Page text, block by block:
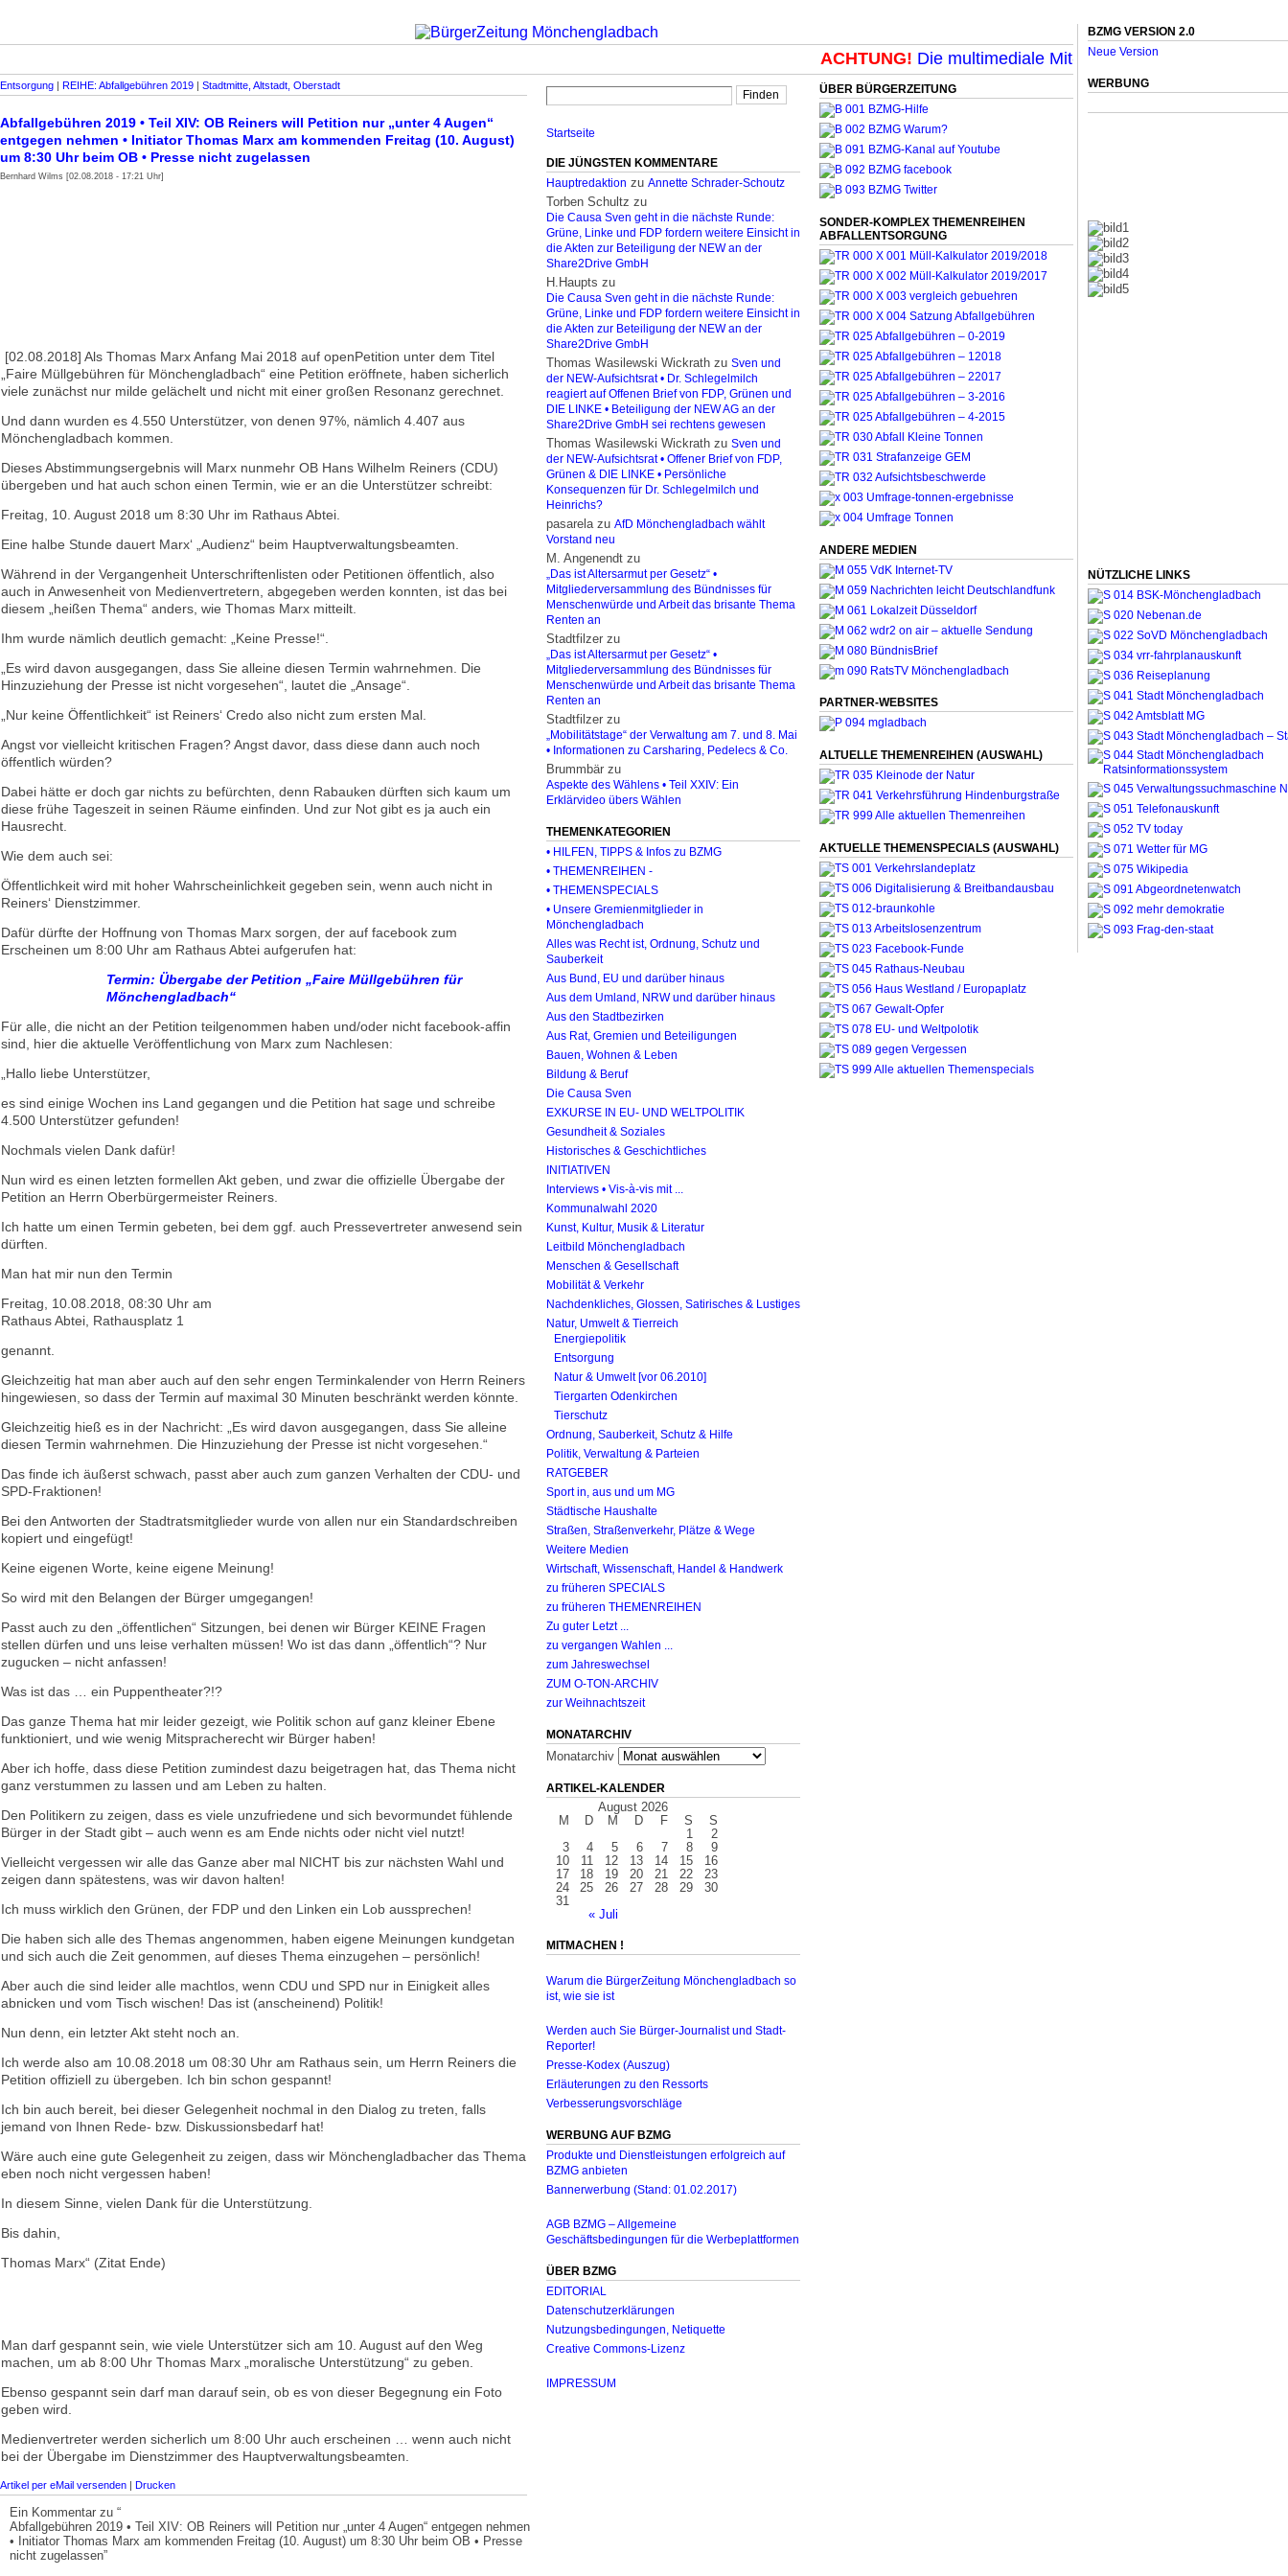
ACHTUNG!Die multimediale Mit-Mach-Zeitung für
Entsorgung | REIHE: Abfallgebühren 2019 | Stadtmitte, Altstadt, Oberstadt
Abfallgebühren 2019 • Teil XIV: OB Reiners will Petition nur „unter 4 Augen“
entgegen nehmen • Initiator Thomas Marx am kommenden Freitag (10. August)
um 8:30 Uhr beim OB • Presse nicht zugelassen
Bernhard Wilms [02.08.2018 - 17:21 Uhr]
[02.08.2018] Als Thomas Marx Anfang Mai 2018 auf openPetition unter dem Titel
„Faire Müllgebühren für Mönchengladbach“ eine Petition eröffnete, haben sicherlich
viele zunächst nur milde gelächelt und nicht mit einer großen Resonanz gerechnet.
Und dann wurden es 4.550 Unterstützer, von denen 97%, nämlich 4.407 aus
Mönchengladbach kommen.
Dieses Abstimmungsergebnis will Marx nunmehr OB Hans Wilhelm Reiners (CDU)
übergeben und hat auch schon einen Termin, wie er an die Unterstützer schreibt:
Freitag, 10. August 2018 um 8:30 Uhr im Rathaus Abtei.
Eine halbe Stunde dauert Marx‘ „Audienz“ beim Hauptverwaltungsbeamten.
Während in der Vergangenheit Unterschriftenlisten oder Petitionen öffentlich, also
auch in Anwesenheit von Medienvertretern, abgegeben werden konnten, ist das bei
diesem „heißen Thema“ anders, wie Thomas Marx mitteilt.
Ihm wurde nämlich deutlich gemacht: „Keine Presse!“.
„Es wird davon ausgegangen, dass Sie alleine diesen Termin wahrnehmen. Die
Hinzuziehung der Presse ist nicht vorgesehen“, lautet die „Ansage“.
„Nur keine Öffentlichkeit“ ist Reiners‘ Credo also nicht zum ersten Mal.
Angst vor vielleicht kritischen Fragen? Angst davor, dass diese dann auch noch
öffentlich würden?
Dabei hätte er doch gar nichts zu befürchten, denn Rabauken dürften sich kaum um
diese frühe Tageszeit in seinen Räume einfinden. Und zur Not gibt es ja auch ein
Hausrecht.
Wie dem auch sei:
Öffentlichkeit wird mit hoher Wahrscheinlichkeit gegeben sein, wenn auch nicht in
Reiners‘ Dienstzimmer.
Dafür dürfte der Hoffnung von Thomas Marx sorgen, der auf facebook zum
Erscheinen um 8:00 Uhr am Rathaus Abtei aufgerufen hat:
Termin: Übergabe der Petition „Faire Müllgebühren für
Mönchengladbach“
Für alle, die nicht an der Petition teilgenommen haben und/oder nicht facebook-affin
sind, hier die aktuelle Veröffentlichung von Marx zum Nachlesen:
„Hallo liebe Unterstützer,
es sind einige Wochen ins Land gegangen und die Petition hat sage und schreibe
4.500 Unterstützer gefunden!
Nochmals vielen Dank dafür!
Nun wird es einen letzten formellen Akt geben, und zwar die offizielle Übergabe der
Petition an Herrn Oberbürgermeister Reiners.
Ich hatte um einen Termin gebeten, bei dem ggf. auch Pressevertreter anwesend sein
dürften.
Man hat mir nun den Termin
Freitag, 10.08.2018, 08:30 Uhr am
Rathaus Abtei, Rathausplatz 1
genannt.
Gleichzeitig hat man aber auch auf den sehr engen Terminkalender von Herrn Reiners
hingewiesen, so dass der Termin auf maximal 30 Minuten beschränkt werden könnte.
Gleichzeitig hieß es in der Nachricht: „Es wird davon ausgegangen, dass Sie alleine
diesen Termin wahrnehmen. Die Hinzuziehung der Presse ist nicht vorgesehen.“
Das finde ich äußerst schwach, passt aber auch zum ganzen Verhalten der CDU- und
SPD-Fraktionen!
Bei den Antworten der Stadtratsmitglieder wurde von allen nur ein Standardschreiben
kopiert und eingefügt!
Keine eigenen Worte, keine eigene Meinung!
So wird mit den Belangen der Bürger umgegangen!
Passt auch zu den „öffentlichen“ Sitzungen, bei denen wir Bürger KEINE Fragen
stellen dürfen und uns leise verhalten müssen! Wo ist das dann „öffentlich“? Nur
zugucken – nicht anfassen!
Was ist das … ein Puppentheater?!?
Das ganze Thema hat mir leider gezeigt, wie Politik schon auf ganz kleiner Ebene
funktioniert, und wie wenig Mitspracherecht wir Bürger haben!
Aber ich hoffe, dass diese Petition zumindest dazu beigetragen hat, das Thema nicht
ganz verstummen zu lassen und am Leben zu halten.
Den Politikern zu zeigen, dass es viele unzufriedene und sich bevormundet fühlende
Bürger in der Stadt gibt – auch wenn es am Ende nichts oder nicht viel nutzt!
Vielleicht vergessen wir alle das Ganze aber mal NICHT bis zur nächsten Wahl und
zeigen dann spätestens, was wir davon halten!
Ich muss wirklich den Grünen, der FDP und den Linken ein Lob aussprechen!
Die haben sich alle des Themas angenommen, haben eigene Meinungen kundgetan
und sich auch die Zeit genommen, auf dieses Thema einzugehen – persönlich!
Aber auch die sind leider alle machtlos, wenn CDU und SPD nur in Einigkeit alles
abnicken und vom Tisch wischen! Das ist (anscheinend) Politik!
Nun denn, ein letzter Akt steht noch an.
Ich werde also am 10.08.2018 um 08:30 Uhr am Rathaus sein, um Herrn Reiners die
Petition offiziell zu übergeben. Ich bin schon gespannt!
Ich bin auch bereit, bei dieser Gelegenheit nochmal in den Dialog zu treten, falls
jemand von Ihnen Rede- bzw. Diskussionsbedarf hat!
Wäre auch eine gute Gelegenheit zu zeigen, dass wir Mönchengladbacher das Thema
eben noch nicht vergessen haben!
In diesem Sinne, vielen Dank für die Unterstützung.
Bis dahin,
Thomas Marx“ (Zitat Ende)
Man darf gespannt sein, wie viele Unterstützer sich am 10. August auf den Weg
machen, um ab 8:00 Uhr Thomas Marx „moralische Unterstützung“ zu geben.
Ebenso gespannt sein darf man darauf sein, ob es von dieser Begegnung ein Foto
geben wird.
Medienvertreter werden sicherlich um 8:00 Uhr auch erscheinen … wenn auch nicht
bei der Übergabe im Dienstzimmer des Hauptverwaltungsbeamten.
Artikel per eMail versenden | Drucken
Ein Kommentar zu “
Abfallgebühren 2019 • Teil XIV: OB Reiners will Petition nur „unter 4 Augen“ entgegen nehmen
• Initiator Thomas Marx am kommenden Freitag (10. August) um 8:30 Uhr beim OB • Presse
nicht zugelassen”
Startseite
DIE JÜNGSTEN KOMMENTARE
Hauptredaktion zu Annette Schrader-Schoutz
Torben Schultz zu
Die Causa Sven geht in die nächste Runde:
Grüne, Linke und FDP fordern weitere Einsicht in
die Akten zur Beteiligung der NEW an der
Share2Drive GmbH
H.Haupts zu
Die Causa Sven geht in die nächste Runde:
Grüne, Linke und FDP fordern weitere Einsicht in
die Akten zur Beteiligung der NEW an der
Share2Drive GmbH
Thomas Wasilewski Wickrath zu Sven und
der NEW-Aufsichtsrat • Dr. Schlegelmilch
reagiert auf Offenen Brief von FDP, Grünen und
DIE LINKE • Beteiligung der NEW AG an der
Share2Drive GmbH sei rechtens gewesen
Thomas Wasilewski Wickrath zu Sven und
der NEW-Aufsichtsrat • Offener Brief von FDP,
Grünen & DIE LINKE • Persönliche
Konsequenzen für Dr. Schlegelmilch und
Heinrichs?
pasarelazu AfD Mönchengladbach wählt
Vorstand neu
M. Angenendt zu
„Das ist Altersarmut per Gesetz“ •
Mitgliederversammlung des Bündnisses für
Menschenwürde und Arbeit das brisante Thema
Renten an
Stadtfilzer zu
„Das ist Altersarmut per Gesetz“ •
Mitgliederversammlung des Bündnisses für
Menschenwürde und Arbeit das brisante Thema
Renten an
Stadtfilzer zu
„Mobilitätstage“ der Verwaltung am 7. und 8. Mai
• Informationen zu Carsharing, Pedelecs & Co.
Brummbär zu
Aspekte des Wählens • Teil XXIV: Ein
Erklärvideo übers Wählen
THEMENKATEGORIEN
• HILFEN, TIPPS & Infos zu BZMG
• THEMENREIHEN -
• THEMENSPECIALS
• Unsere Gremienmitglieder in
Mönchengladbach
Alles was Recht ist, Ordnung, Schutz und
Sauberkeit
Aus Bund, EU und darüber hinaus
Aus dem Umland, NRW und darüber hinaus
Aus den Stadtbezirken
Aus Rat, Gremien und Beteiligungen
Bauen, Wohnen & Leben
Bildung & Beruf
Die Causa Sven
EXKURSE IN EU- UND WELTPOLITIK
Gesundheit & Soziales
Historisches & Geschichtliches
INITIATIVEN
Interviews • Vis-à-vis mit ...
Kommunalwahl 2020
Kunst, Kultur, Musik & Literatur
Leitbild Mönchengladbach
Menschen & Gesellschaft
Mobilität & Verkehr
Nachdenkliches, Glossen, Satirisches & Lustiges
Natur, Umwelt & Tierreich
Energiepolitik
Entsorgung
Natur & Umwelt [vor 06.2010]
Tiergarten Odenkirchen
Tierschutz
Ordnung, Sauberkeit, Schutz & Hilfe
Politik, Verwaltung & Parteien
RATGEBER
Sport in, aus und um MG
Städtische Haushalte
Straßen, Straßenverkehr, Plätze & Wege
Weitere Medien
Wirtschaft, Wissenschaft, Handel & Handwerk
zu früheren SPECIALS
zu früheren THEMENREIHEN
Zu guter Letzt ...
zu vergangen Wahlen ...
zum Jahreswechsel
ZUM O-TON-ARCHIV
zur Weihnachtszeit
MONATARCHIV
Monatarchiv
ARTIKEL-KALENDER
August 2026
M
D M D F S S
« Juli
1
2
3
4 5 6 7 8
9
10
11 12 13 14 15
16
17
18 19 20 21 22
23
24
25 26 27 28 29
30
31
MITMACHEN !
Warum die BürgerZeitung Mönchengladbach so
ist, wie sie ist
Werden auch Sie Bürger-Journalist und Stadt-
Reporter!
Presse-Kodex (Auszug)
Erläuterungen zu den Ressorts
Verbesserungsvorschläge
WERBUNG AUF BZMG
Produkte und Dienstleistungen erfolgreich auf
BZMG anbieten
Bannerwerbung (Stand: 01.02.2017)
AGB BZMG – Allgemeine
Geschäftsbedingungen für die Werbeplattformen
ÜBER BZMG
EDITORIAL
Datenschutzerklärungen
Nutzungsbedingungen, Netiquette
Creative Commons-Lizenz
IMPRESSUM
ÜBER BÜRGERZEITUNG
SONDER-KOMPLEX THEMENREIHEN
ABFALLENTSORGUNG
ANDERE MEDIEN
PARTNER-WEBSITES
ALTUELLE THEMENREIHEN (AUSWAHL)
AKTUELLE THEMENSPECIALS (AUSWAHL)
BZMG VERSION 2.0
Neue Version
WERBUNG
NÜTZLICHE LINKS